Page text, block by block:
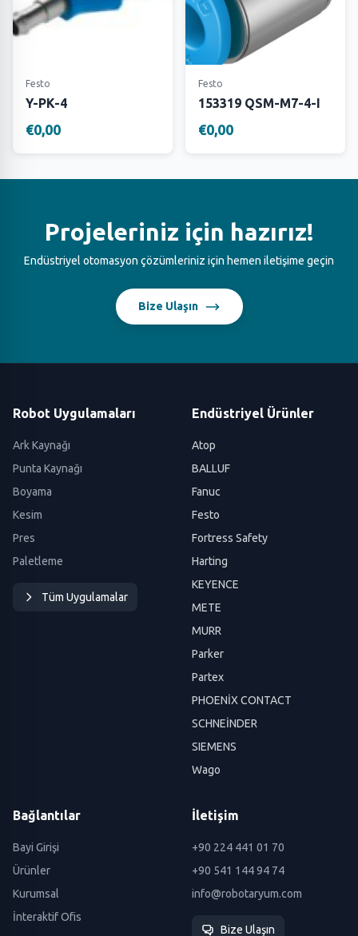
Festo
Y-PK-4
€0,00
Festo
153319 QSM-M7-4-I
€0,00
Projeleriniz için hazırız!
Endüstriyel otomasyon çözümleriniz için hemen iletişime geçin
Bize Ulaşın
Robot Uygulamaları
Ark Kaynağı
Punta Kaynağı
Boyama
Kesim
Pres
Paletleme
Tüm Uygulamalar
Endüstriyel Ürünler
Atop
BALLUF
Fanuc
Festo
Fortress Safety
Harting
KEYENCE
METE
MURR
Parker
Partex
PHOENİX CONTACT
SCHNEİNDER
SIEMENS
Wago
Bağlantılar
Bayi Girişi
Ürünler
Kurumsal
İnteraktif Ofis
İletişim
+90 224 441 01 70
+90 541 144 94 74
info@robotaryum.com
Bize Ulaşın